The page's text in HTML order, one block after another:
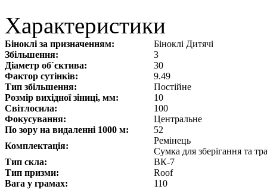
Характеристики
Біноклі за призначенням:
Біноклі Дитячі
Збільшення:
3
Діаметр об`єктива:
30
Фактор сутінків:
9.49
Тип збільшення:
Постійне
Розмір вихідної зіниці, мм:
10
Світлосила:
100
Фокусування:
Центральне
По зору на видаленні 1000 м:
52
Комплектація:
Ремінець
Сумка для зберігання та
Тип скла:
ВК-7
Тип призми:
Roof
Вага у грамах:
110